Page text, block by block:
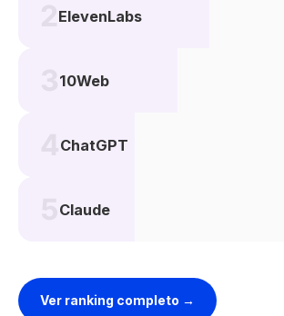
ElevenLabs
10Web
ChatGPT
Claude
Ver ranking completo →